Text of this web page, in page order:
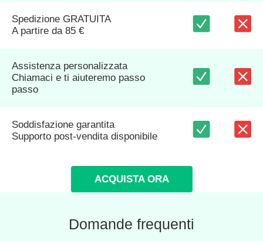
Spedizione GRATUITA
A partire da 85 €
Assistenza personalizzata
Chiamaci e ti aiuteremo passo
passo
Soddisfazione garantita
Supporto post-vendita disponibile
ACQUISTA ORA
Domande frequenti